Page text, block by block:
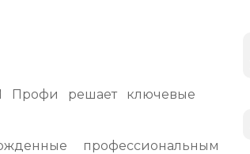
Профи решает ключевые
профессиональным